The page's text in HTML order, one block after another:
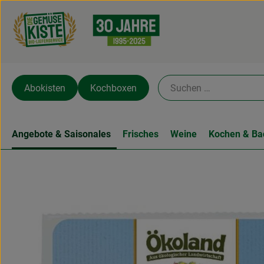
Abokisten Kochboxen
Angebote & Saisonales Frisches Weine Kochen &